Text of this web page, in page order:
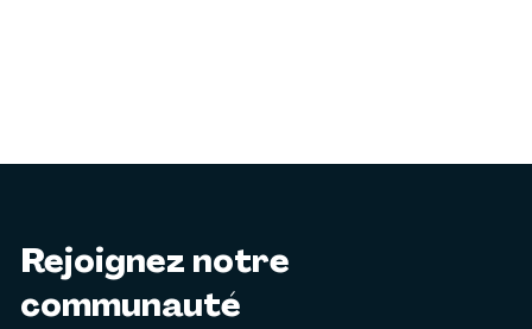
Rejoignez notre
communauté